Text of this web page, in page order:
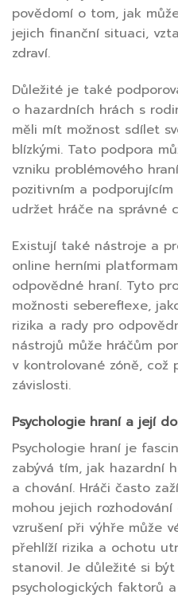
povědomí o tom, jak
jejich finanční situaci,
zdraví.
Důležité je také
o hazardních hrách s
měli mít možnost sdílet
blízkými. Tato podpora
vzniku problémového
pozitivním a
udržet hráče na správné
Existují také nástroje a
online herními
odpovědné hraní. Tyto
možnosti sebereflexe,
rizika a rady pro
nástrojů může hráčům
v kontrolované zóně, což
závislosti.
Psychologie hraní a její
Psychologie hraní je
zabývá tím, jak hazardní
a chování. Hráči často
mohou jejich
vzrušení při výhře může
přehlíží rizika a ochotu
stanovil. Je důležité si
psychologických faktorů